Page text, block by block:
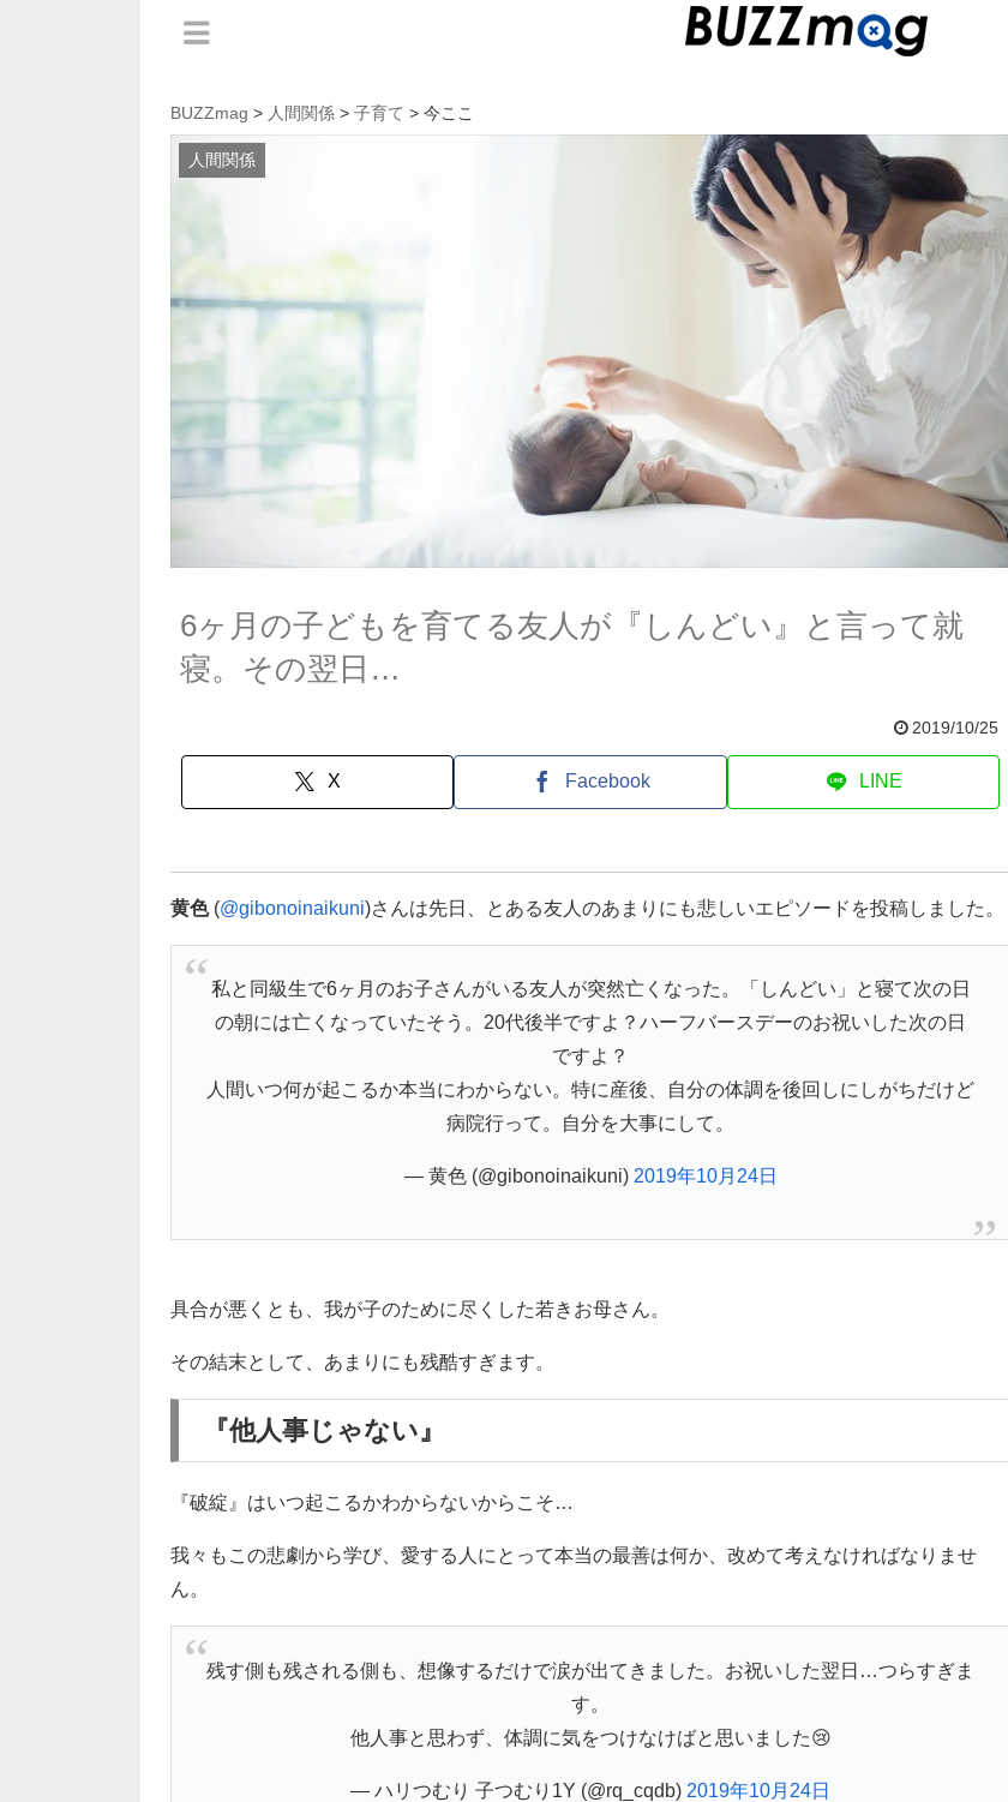
BUZZmag > 人間関係 > 子育て > 今ここ
人間関係
6ヶ月の子どもを育てる友人が『しんどい』と言って就
寝。その翌日…
2019/10/25
X Facebook LINE
黄色(@gibonoinaikuni)さんは先日、とある友人のあまりにも悲しいエピソードを投稿しました。
私と同級生で6ヶ月のお子さんがいる友人が突然亡くなった。「しんどい」と寝て次の日
の朝には亡くなっていたそう。20代後半ですよ？ハーフバースデーのお祝いした次の日
ですよ？
人間いつ何が起こるか本当にわからない。特に産後、自分の体調を後回しにしがちだけど
病院行って。自分を大事にして。
— 黄色 (@gibonoinaikuni) 2019年10月24日
具合が悪くとも、我が子のために尽くした若きお母さん。
その結末として、あまりにも残酷すぎます。
『他人事じゃない』
『破綻』はいつ起こるかわからないからこそ…
我々もこの悲劇から学び、愛する人にとって本当の最善は何か、改めて考えなければなりませ
ん。
残す側も残される側も、想像するだけで涙が出てきました。お祝いした翌日…つらすぎま
す。
他人事と思わず、体調に気をつけなけばと思いました😢
— ハリつむり 子つむり1Y (@rq_cqdb) 2019年10月24日